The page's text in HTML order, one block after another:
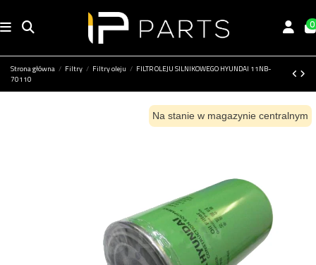
0
Strona główna Filtry Filtry oleju
FILTR OLEJU SILNIKOWEGO HYUNDAI 11NB-
70110
Na stanie w magazynie centralnym